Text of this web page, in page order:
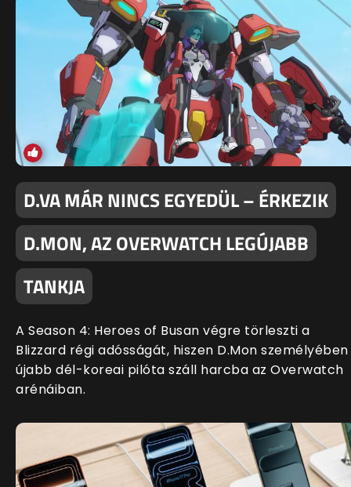
D.VA MÁR NINCS EGYEDÜL – ÉRKEZIK
D.MON, AZ OVERWATCH LEGÚJABB
TANKJA
A Season 4: Heroes of Busan végre törleszti a
Blizzard régi adósságát, hiszen D.Mon személyében
újabb dél-koreai pilóta száll harcba az Overwatch
arénáiban.